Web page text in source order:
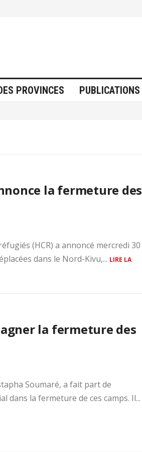
PROVINCES PUBLICATIONS
la fermeture des
(HCR) a annoncé mercredi 30
dans le Nord-Kivu,... LIRE LA
la fermeture des
Soumaré, a fait part de
dans la fermeture de ces camps. Il...